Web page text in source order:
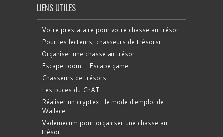
LIENS UTILES
Votre prestataire pour votre chasse au trésor
Pour les lecteurs, chasseurs de trésorsr
Organiser une chasse au trésor
Escape room - Escape game
Chasseurs de trésors
Les puces du ChAT
Réaliser un cryptex : le mode d'emploi de
Wallace
Vademecum pour organiser une chasse au
trésor